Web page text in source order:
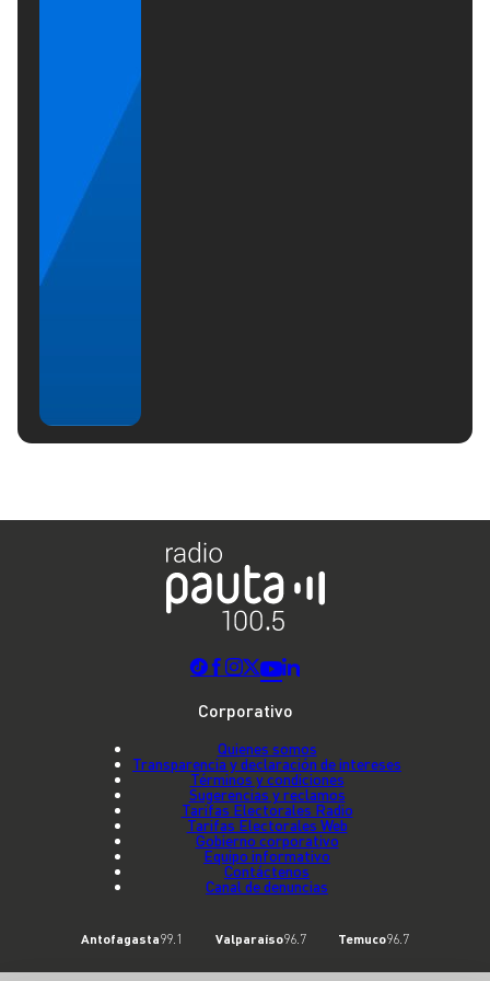
Corporativo
Quienes somos
Transparencia y declaración de intereses
Términos y condiciones
Sugerencias y reclamos
Tarifas Electorales Radio
Tarifas Electorales Web
Gobierno corporativo
Equipo informativo
Contáctenos
Canal de denuncias
Antofagasta99.1 Valparaíso96.7 Temuco96.7